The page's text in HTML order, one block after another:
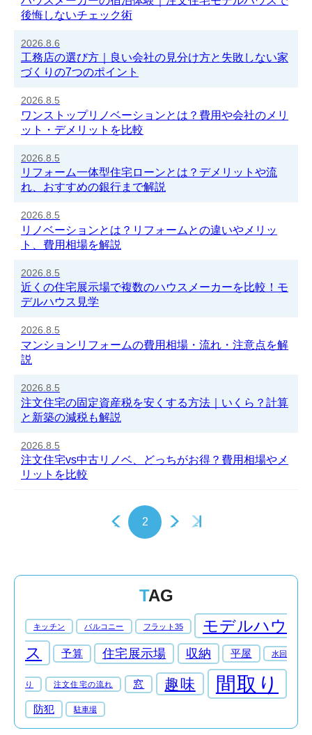
後悔しないチェック術
2026.8.6
工務店の選び方｜良い会社の見分け方と失敗しない家
づくりの7つのポイント
2026.8.5
ワンストップリノベーションとは？費用や会社のメリ
ット・デメリットを比較
2026.8.5
リフォーム一体型住宅ローンとは？デメリットや流
れ、おすすめの銀行まで解説
2026.8.5
リノベーションとは？リフォームとの違いやメリッ
ト、費用相場を解説
2026.8.5
近くの住宅展示場で複数のハウスメーカーを比較！モ
デルハウス見学
2026.8.5
マンションリフォームの費用相場・流れ・注意点を解
説
2026.8.5
注文住宅の固定資産税を安くする方法｜いくら？計算
と新築の減税も解説
2026.8.5
注文住宅vs中古リノベ、どっちがお得？費用相場やメ
リットを比較
2
TAG
キッチン バルコニー フラット35
モデルハウ
ス
予算 住宅展示場 収納 平屋 水回
り 注文住宅の流れ 窓 趣味 間取り
防犯 駐車場